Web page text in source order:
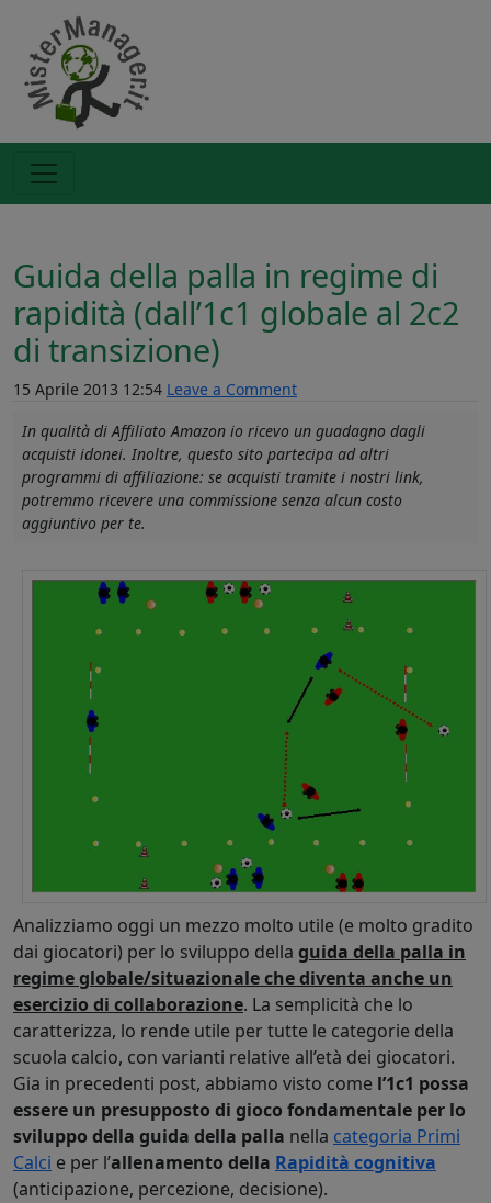
Guida della palla in regime di
rapidità (dall’1c1 globale al 2c2
di transizione)
15 Aprile 2013 12:54 Leave a Comment
In qualità di Affiliato Amazon io ricevo un guadagno dagli
acquisti idonei. Inoltre, questo sito partecipa ad altri
programmi di affiliazione: se acquisti tramite i nostri link,
potremmo ricevere una commissione senza alcun costo
aggiuntivo per te.
Analizziamo oggi un mezzo molto utile (e molto gradito
dai giocatori) per lo sviluppo della guida della palla in
regime globale/situazionale che diventa anche un
esercizio di collaborazione. La semplicità che lo
caratterizza, lo rende utile per tutte le categorie della
scuola calcio, con varianti relative all’età dei giocatori.
Gia in precedenti post, abbiamo visto come l’1c1 possa
essere un presupposto di gioco fondamentale per lo
sviluppo della guida della palla nella categoria Primi
Calci e per l’allenamento della Rapidità cognitiva
(anticipazione, percezione, decisione).